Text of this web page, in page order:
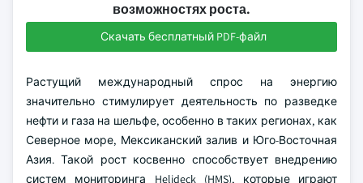
возможностях роста.
Скачать бесплатный PDF-файл
Растущий международный спрос на энергию
значительно стимулирует деятельность по разведке
нефти и газа на шельфе, особенно в таких регионах, как
Северное море, Мексиканский залив и Юго-Восточная
Азия. Такой рост косвенно способствует внедрению
систем мониторинга Helideck (HMS), которые играют